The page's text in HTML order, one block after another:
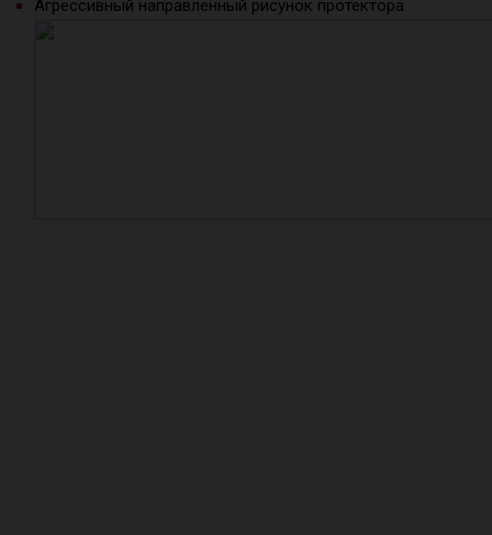
Агрессивный направленный рисунок протектора